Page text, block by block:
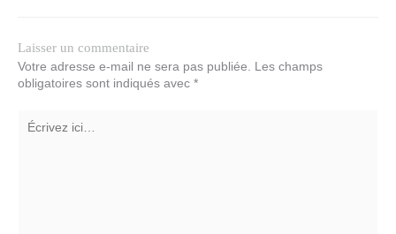
Laisser un commentaire
Votre adresse e-mail ne sera pas publiée.
Les champs
obligatoires sont indiqués avec *
Écrivez
ici…